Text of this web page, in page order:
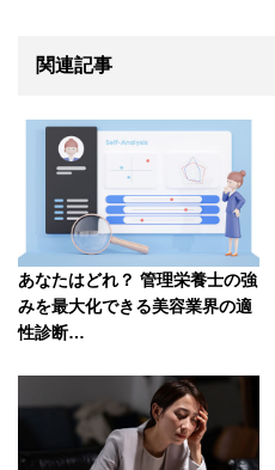
k
関連記事
あなたはどれ？ 管理栄養士の強
みを最大化できる美容業界の適
性診断…